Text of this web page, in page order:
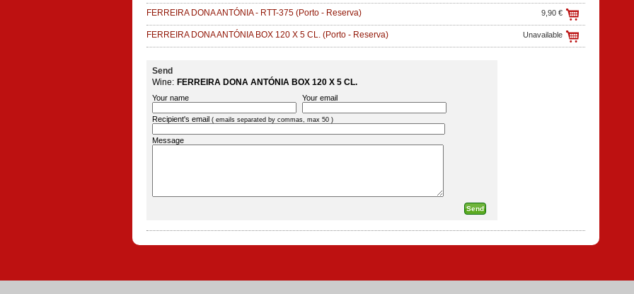
FERREIRA DONA ANTÓNIA - RTT-375 (Porto - Reserva) 9,90 €
FERREIRA DONA ANTÓNIA BOX 120 X 5 CL. (Porto - Reserva) Unavailable
Send
Wine: FERREIRA DONA ANTÓNIA BOX 120 X 5 CL.
Your name Your email
Recipient's email ( emails separated by commas, max 50 )
Message